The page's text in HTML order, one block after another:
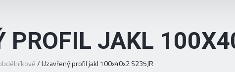
PROFIL JAKL
/Uzavřený profil jakl 100x40x2 S235JR